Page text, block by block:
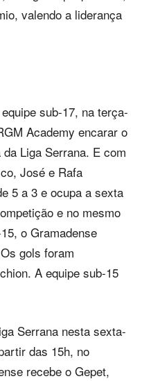
valendo a liderança
sub-17, na terça-
Academy encarar o
Liga Serrana. E com
José e Rafa
5 a 3 e ocupa a sexta
e no mesmo
o Gramadense
gols foram
A equipe sub-15
Serrana nesta sexta-
das 15h, no
recebe o Gepet,